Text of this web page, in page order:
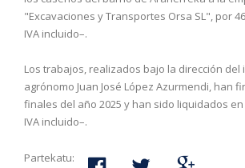
"Excavaciones y Transportes Orsa SL", por
IVA incluido–.
Los trabajos, realizados bajo la dirección del
agrónomo Juan José López Azurmendi, han
finales del año 2025 y han sido liquidados en
IVA incluido–.
Partekatu: